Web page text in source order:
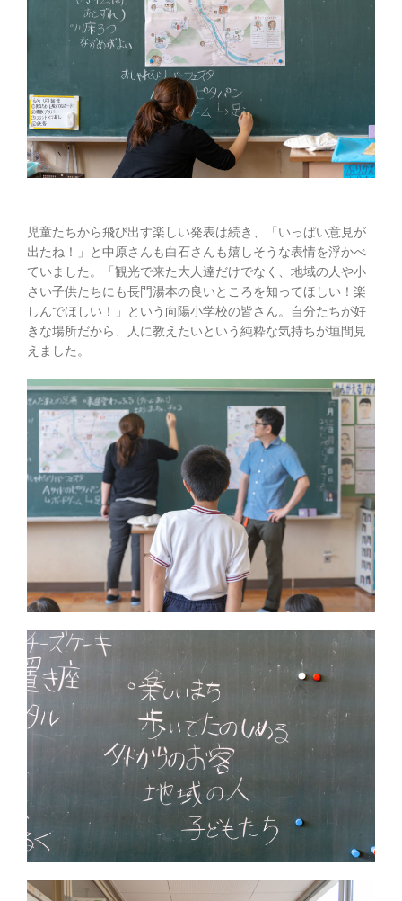
児童たちから飛び出す楽しい発表は続き、「いっぱい意見が
出たね！」と中原さんも白石さんも嬉しそうな表情を浮かべ
ていました。「観光で来た大人達だけでなく、地域の人や小
さい子供たちにも長門湯本の良いところを知ってほしい！楽
しんでほしい！」という向陽小学校の皆さん。自分たちが好
きな場所だから、人に教えたいという純粋な気持ちが垣間見
えました。